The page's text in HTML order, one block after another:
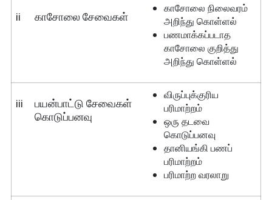
ii காசோலை சேவைகள்
காசோலை நிலைவரம்
அறிந்து கொள்ளல்
பணமாக்கப்படாத
காசோலை குறித்து
அறிந்து கொள்ளல்
iii
பயன்பாட்டு சேவைகள்
கொடுப்பனவு
விருப்புக்குரிய
பரிமாற்றம்
ஒரு தடவை
கொடுப்பனவு
தானியங்கி பணப்
பரிமாற்றம்
பரிமாற்ற வரலாறு